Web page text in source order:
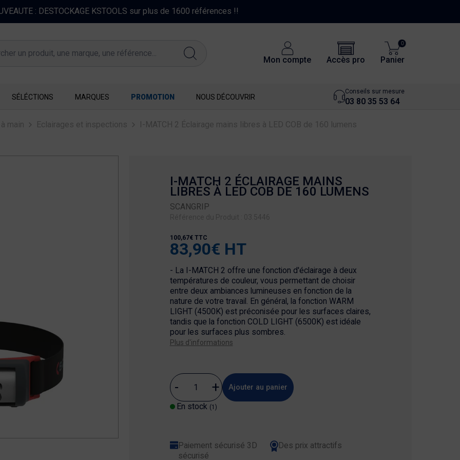
FERMETURE EXCEPTIONNELLE DU 10 AU 16 AOUT 2026
Mon compte Panier
0
Accès pro
SÉLÉCTIONS MARQUES PROMOTION NOUS DÉCOUVRIR
Conseils sur mesure
03 80 35 53 64
main Eclairages et inspections I-MATCH 2 Éclairage mains libres à LED COB de 160 lumens
I-MATCH 2 ÉCLAIRAGE MAINS
LIBRES À LED COB DE 160 LUMENS
SCANGRIP
83,90€ HT
100,67€ TTC
- La I-MATCH 2 offre une fonction d'éclairage à deux
températures de couleur, vous permettant de choisir
entre deux ambiances lumineuses en fonction de la
nature de votre travail. En général, la fonction WARM
LIGHT (4500K) est préconisée pour les surfaces claires,
tandis que la fonction COLD LIGHT (6500K) est idéale
pour les surfaces plus sombres.
Plus d'informations
Ajouter au panier
En stock (1)
Paiement sécurisé 3D
sécurisé
Des prix attractifs